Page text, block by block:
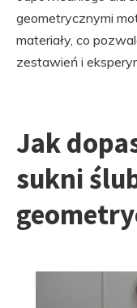
geometrycznymi
materiały, co
zestawień i
Jak
sukni